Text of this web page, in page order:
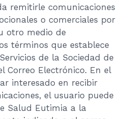
remitirle comunicaciones
o comerciales por
otro medio de
términos que establece
de la Sociedad de
Correo Electrónico. En el
interesado en recibir
el usuario puede
Salud Eutimia a la